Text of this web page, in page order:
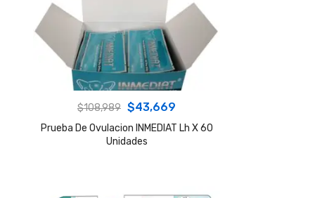
$108,989 Original
price
was:
$43,669
price
Prueba De Ovulacion INMEDIAT Lh X 60
Unidades